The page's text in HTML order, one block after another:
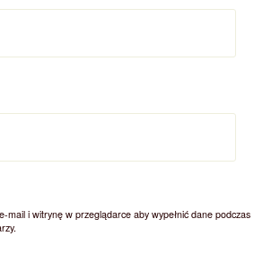
mail i witrynę w przeglądarce aby wypełnić dane podczas